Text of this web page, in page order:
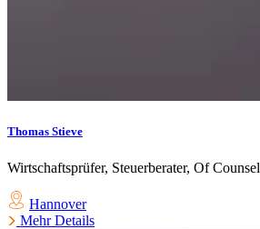
Thomas Stieve
Wirtschaftsprüfer, Steuerberater, Of Counsel
Hannover
Mehr Details